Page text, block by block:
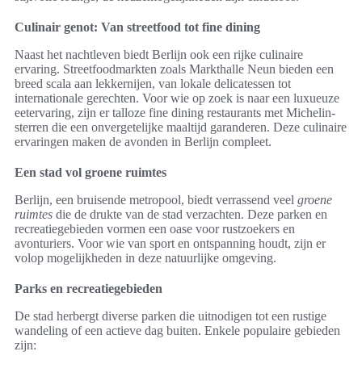
Culinair genot: Van streetfood tot fine dining
Naast het nachtleven biedt Berlijn ook een rijke culinaire
ervaring. Streetfoodmarkten zoals Markthalle Neun bieden een
breed scala aan lekkernijen, van lokale delicatessen tot
internationale gerechten. Voor wie op zoek is naar een luxueuze
eetervaring, zijn er talloze fine dining restaurants met Michelin-
sterren die een onvergetelijke maaltijd garanderen. Deze culinaire
ervaringen maken de avonden in Berlijn compleet.
Een stad vol groene ruimtes
Berlijn, een bruisende metropool, biedt verrassend veel groene
ruimtes die de drukte van de stad verzachten. Deze parken en
recreatiegebieden vormen een oase voor rustzoekers en
avonturiers. Voor wie van sport en ontspanning houdt, zijn er
volop mogelijkheden in deze natuurlijke omgeving.
Parks en recreatiegebieden
De stad herbergt diverse parken die uitnodigen tot een rustige
wandeling of een actieve dag buiten. Enkele populaire gebieden
zijn: